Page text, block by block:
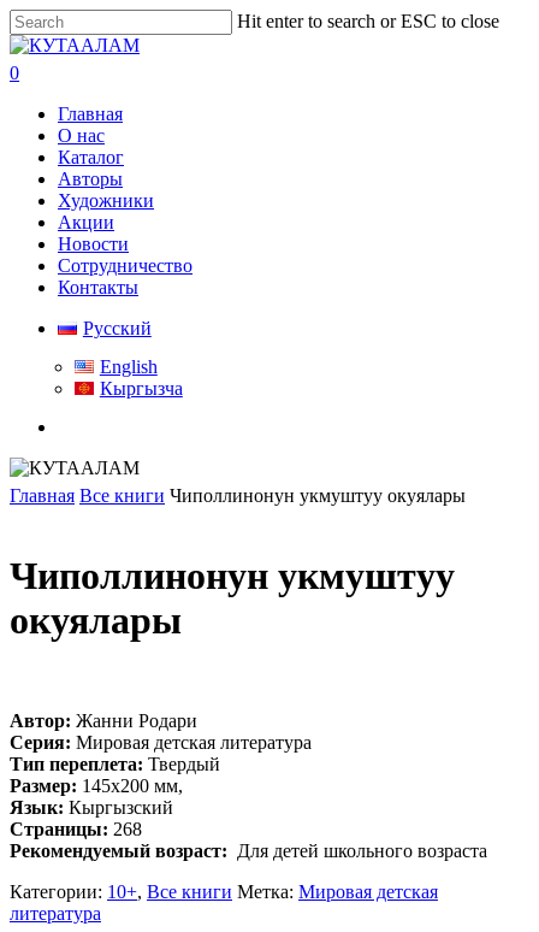
Skip
to
main
content
Hit enter to search or ESC to close
Close
Search
search
0
Главная
О нас
Каталог
Авторы
Художники
Акции
Новости
Сотрудничество
Контакты
Русский
English
Кыргызча
Главная Все книги Чиполлинонун укмуштуу окуялары
Чиполлинонун укмуштуу
окуялары
Автор: Жанни Родари
Серия: Мировая детская литература
Тип переплета: Твердый
Размер: 145х200 мм,
Язык: Кыргызский
Страницы: 268
Рекомендуемый возраст: Для детей школьного возраста
Категории: 10+, Все книги Метка: Мировая детская
литература